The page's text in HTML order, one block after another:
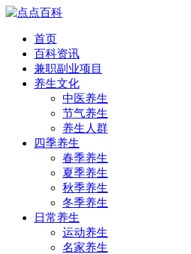
首页
百科资讯
兼职副业项目
养生文化
中医养生
节气养生
养生人群
四季养生
春季养生
夏季养生
秋季养生
冬季养生
日常养生
运动养生
名家养生